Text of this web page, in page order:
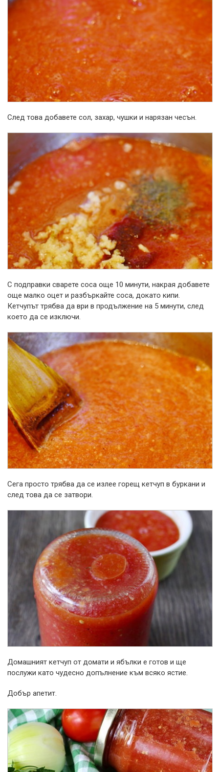
След това добавете сол, захар, чушки и нарязан чесън.
С подправки сварете соса още 10 минути, накрая добавете
още малко оцет и разбъркайте соса, докато кипи.
Кетчупът трябва да ври в продължение на 5 минути, след
което да се изключи.
Сега просто трябва да се излее горещ кетчуп в буркани и
след това да се затвори.
Домашният кетчуп от домати и ябълки е готов и ще
послужи като чудесно допълнение към всяко ястие.
Добър апетит.